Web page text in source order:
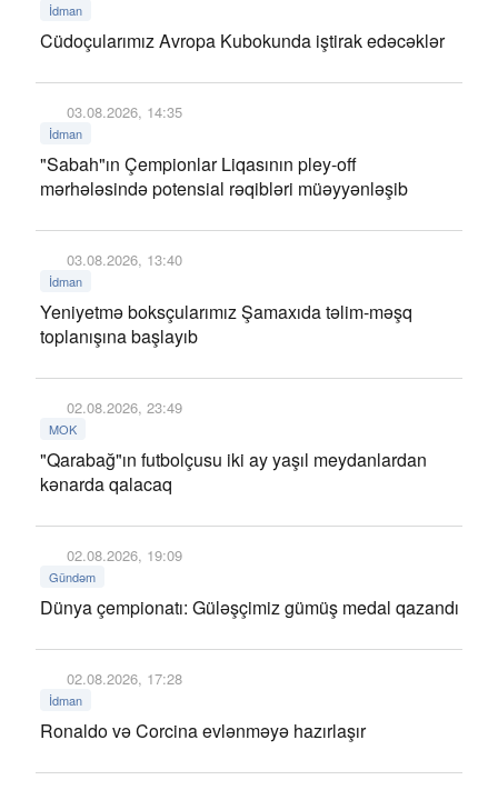
İdman
Cüdoçularımız Avropa Kubokunda iştirak edəcəklər
03.08.2026, 14:35
İdman
"Sabah"ın Çempionlar Liqasının pley-off
mərhələsində potensial rəqibləri müəyyənləşib
03.08.2026, 13:40
İdman
Yeniyetmə boksçularımız Şamaxıda təlim-məşq
toplanışına başlayıb
02.08.2026, 23:49
MOK
"Qarabağ"ın futbolçusu iki ay yaşıl meydanlardan
kənarda qalacaq
02.08.2026, 19:09
Gündəm
Dünya çempionatı: Güləşçimiz gümüş medal qazandı
02.08.2026, 17:28
İdman
Ronaldo və Corcina evlənməyə hazırlaşır